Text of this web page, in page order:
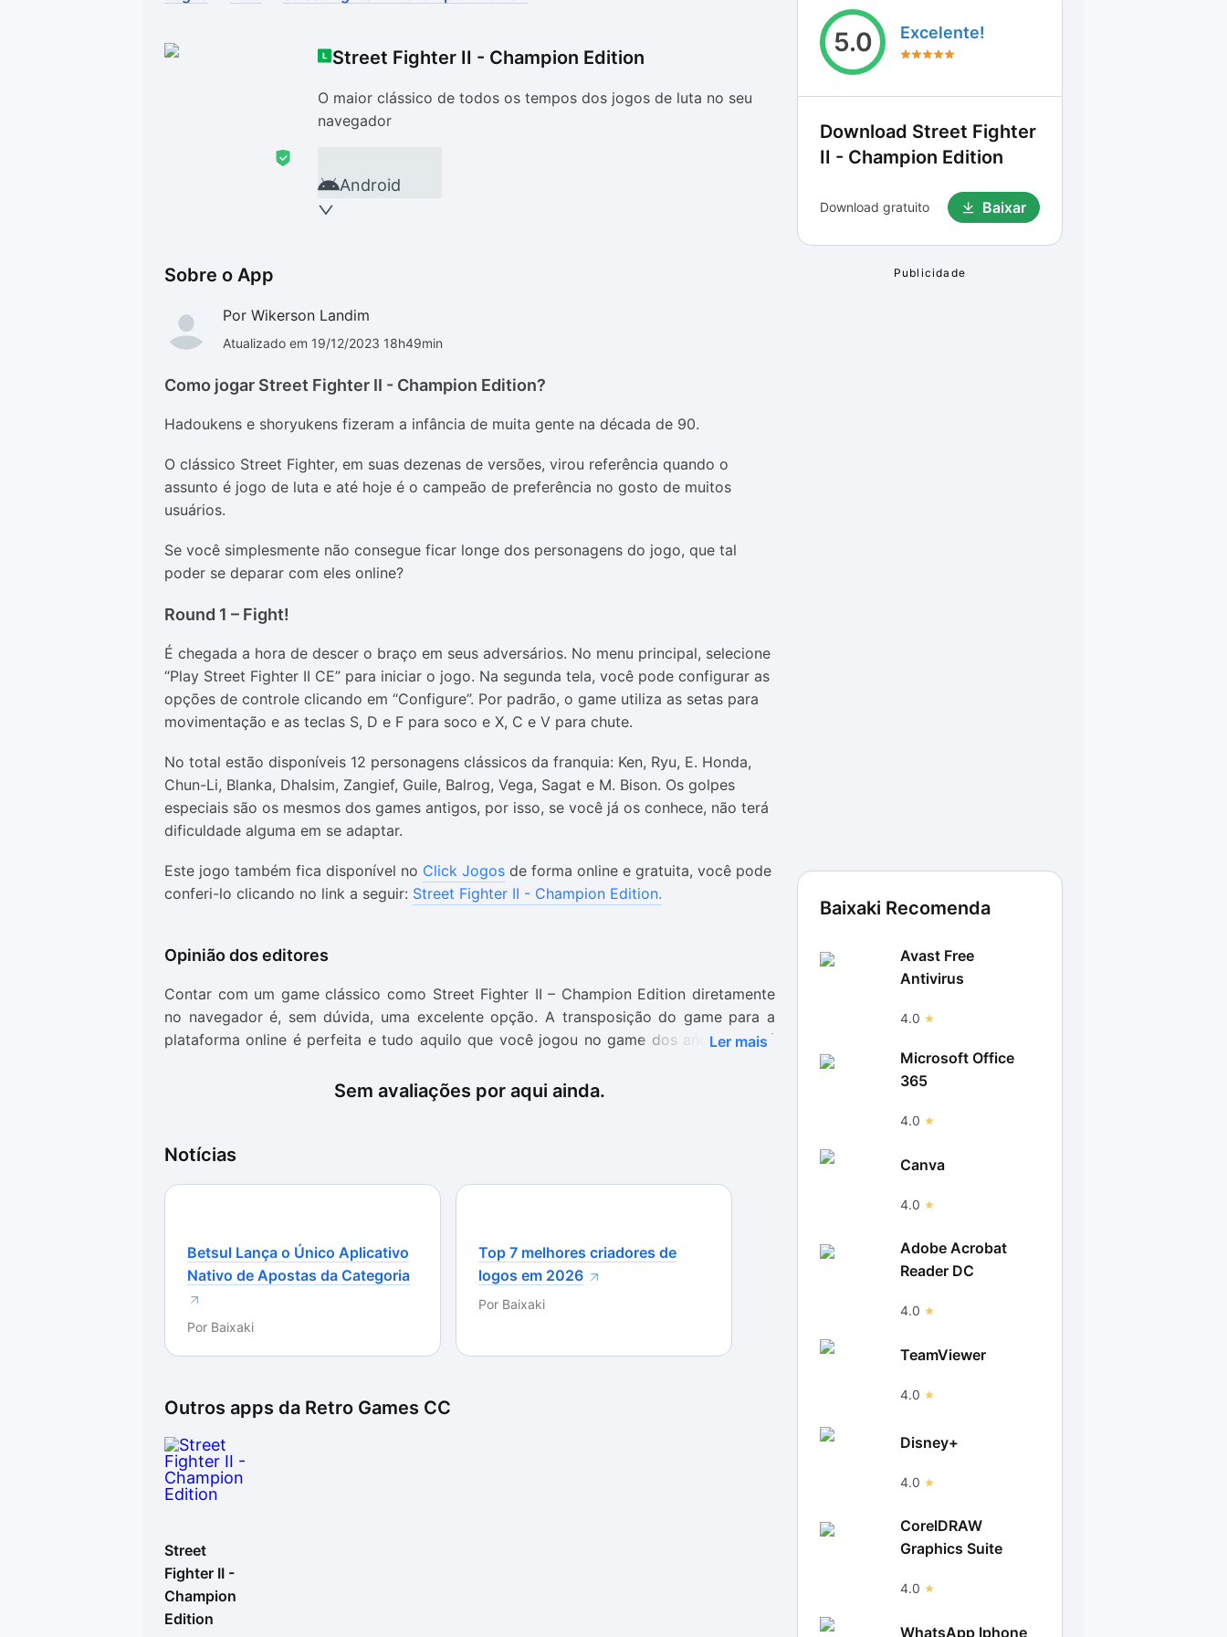
Street Fighter II - Champion Edition
O maior clássico de todos os tempos dos jogos de luta no seu
navegador
Android
Sobre o App
Por Wikerson Landim
Atualizado em 19/12/2023 18h49min
Como jogar Street Fighter II - Champion Edition?
Hadoukens e shoryukens fizeram a infância de muita gente na década de 90.
O clássico Street Fighter, em suas dezenas de versões, virou referência quando o
assunto é jogo de luta e até hoje é o campeão de preferência no gosto de muitos
usuários.
Se você simplesmente não consegue ficar longe dos personagens do jogo, que tal
poder se deparar com eles online?
Round 1 – Fight!
É chegada a hora de descer o braço em seus adversários. No menu principal, selecione
“Play Street Fighter II CE” para iniciar o jogo. Na segunda tela, você pode configurar as
opções de controle clicando em “Configure”. Por padrão, o game utiliza as setas para
movimentação e as teclas S, D e F para soco e X, C e V para chute.
No total estão disponíveis 12 personagens clássicos da franquia: Ken, Ryu, E. Honda,
Chun-Li, Blanka, Dhalsim, Zangief, Guile, Balrog, Vega, Sagat e M. Bison. Os golpes
especiais são os mesmos dos games antigos, por isso, se você já os conhece, não terá
dificuldade alguma em se adaptar.
Este jogo também fica disponível no Click Jogos de forma online e gratuita, você pode
conferi-lo clicando no link a seguir: Street Fighter II - Champion Edition.
Opinião dos editores
Contar com um game clássico como Street Fighter II – Champion Edition diretamente
no navegador é, sem dúvida, uma excelente opção. A transposição do game para a
plataforma online é perfeita e tudo aquilo que você jogou no game dos anos 90 está
A jogabilidade é limitada em função do teclado, contudo, todos os golpes especiais da
tarefa ingrata e certamente a precisão dos golpes fica comprometida.
A execução é rápida e sem travamentos e o jogo flui com naturalidade. Ideal não só
Ler mais
Sem avaliações por aqui ainda.
Notícias
Betsul Lança o Único Aplicativo
Nativo de Apostas da Categoria
Por Baixaki
Top 7 melhores criadores de
logos em 2026
Por Baixaki
Outros apps da Retro Games CC
Street
Fighter II -
Champion
Edition
5.0 Excelente!
Download Street Fighter
II - Champion Edition
Download gratuito Baixar
Baixaki Recomenda
Avast Free
Antivirus
4.0
Microsoft Office
365
4.0
Canva
4.0
Adobe Acrobat
Reader DC
4.0
TeamViewer
4.0
Disney+
4.0
CorelDRAW
Graphics Suite
4.0
WhatsApp Iphone